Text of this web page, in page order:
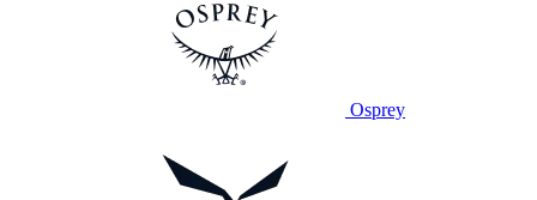
Osprey